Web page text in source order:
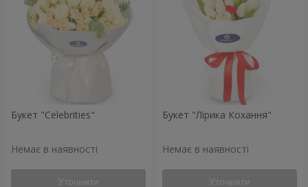
Букет "Celebrities"
Немає в наявності
Уточнити
Букет "Лірика Кохання"
Немає в наявності
Уточнити